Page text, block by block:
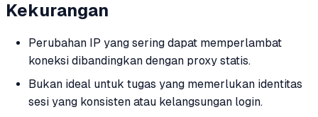
Kekurangan
Perubahan IP yang sering dapat memperlambat
koneksi dibandingkan dengan proxy statis.
Bukan ideal untuk tugas yang memerlukan identitas
sesi yang konsisten atau kelangsungan login.